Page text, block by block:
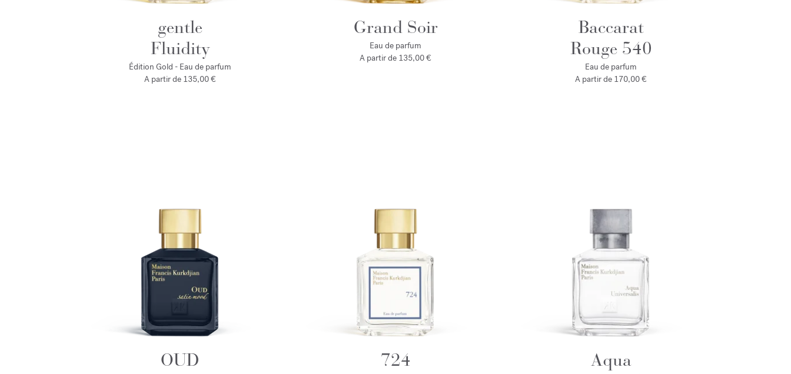
gentle
Fluidity
Édition Gold - Eau de parfum
A partir de 135,00 €
Grand Soir
Eau de parfum
A partir de 135,00 €
Baccarat
Rouge 540
Eau de parfum
A partir de 170,00 €
OUD 724
Aqua